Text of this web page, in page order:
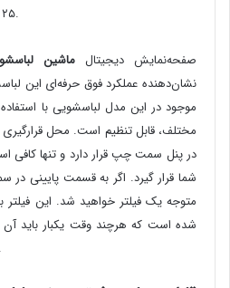
۲۵ درصد صرفه‌جویی به عمل آورد.
صفحه‌نمایش دیجیتال ماشین لباسشویی 9
نشان‌دهنده عملکرد فوق حرفه‌ای این
موجود در این مدل لباسشویی با
مختلف، قابل تنظیم است. محل
در پنل سمت چپ قرار دارد و تنها کافی
شما قرار گیرد. اگر به قسمت پایینی
متوجه یک فیلتر خواهید شد. این فیلتر
شده است که هرچند وقت یکبار باید آن
فیلتر گیر کرده باشد، تمیز شود.